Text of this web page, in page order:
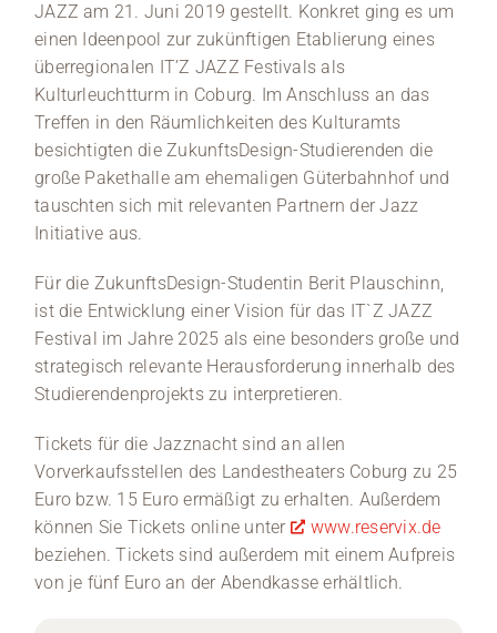
JAZZ am 21. Juni 2019 gestellt. Konkret ging es um
einen Ideenpool zur zukünftigen Etablierung eines
überregionalen IT’Z JAZZ Festivals als
Kulturleuchtturm in Coburg. Im Anschluss an das
Treffen in den Räumlichkeiten des Kulturamts
besichtigten die ZukunftsDesign-Studierenden die
große Pakethalle am ehemaligen Güterbahnhof und
tauschten sich mit relevanten Partnern der Jazz
Initiative aus.
Für die ZukunftsDesign-Studentin Berit Plauschinn,
ist die Entwicklung einer Vision für das IT`Z JAZZ
Festival im Jahre 2025 als eine besonders große und
strategisch relevante Herausforderung innerhalb des
Studierendenprojekts zu interpretieren.
Tickets für die Jazznacht sind an allen
Vorverkaufsstellen des Landestheaters Coburg zu 25
Euro bzw. 15 Euro ermäßigt zu erhalten. Außerdem
können Sie Tickets online unter
www.reservix.de
beziehen. Tickets sind außerdem mit einem Aufpreis
von je fünf Euro an der Abendkasse erhältlich.